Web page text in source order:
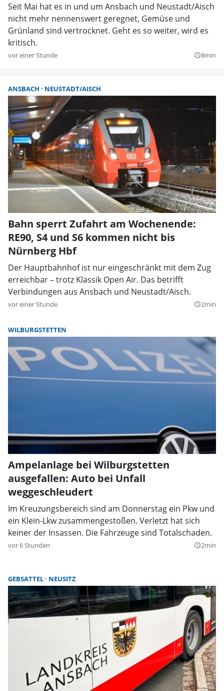
Seit Mai hat es in und um Ansbach und Neustadt/Aisch
nicht mehr nennenswert geregnet, Gemüse und
Grünland sind vertrocknet. Geht es so weiter, wird es
kritisch.
vor einer Stunde query_builder8min
ANSBACH NEUSTADT/AISCH
Bahn sperrt Zufahrt am Wochenende:
RE90, S4 und S6 kommen nicht bis
Nürnberg Hbf
Der Hauptbahnhof ist nur eingeschränkt mit dem Zug
erreichbar – trotz Klassik Open Air. Das betrifft
Verbindungen aus Ansbach und Neustadt/Aisch.
vor einer Stunde query_builder2min
WILBURGSTETTEN
Ampelanlage bei Wilburgstetten
ausgefallen: Auto bei Unfall
weggeschleudert
Im Kreuzungsbereich sind am Donnerstag ein Pkw und
ein Klein-Lkw zusammengestoßen. Verletzt hat sich
keiner der Insassen. Die Fahrzeuge sind Totalschaden.
vor 6 Stunden query_builder2min
GEBSATTEL NEUSITZ